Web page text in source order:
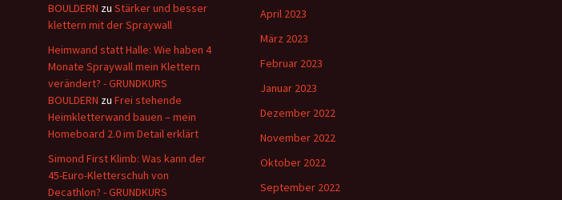
BOULDERN zu Stärker und besser
klettern mit der Spraywall
Heimwand statt Halle: Wie haben 4
Monate Spraywall mein Klettern
verändert? - GRUNDKURS
BOULDERN zu Frei stehende
Heimkletterwand bauen – mein
Homeboard 2.0 im Detail erklärt
Simond First Klimb: Was kann der
45-Euro-Kletterschuh von
Decathlon? - GRUNDKURS
April 2023
März 2023
Februar 2023
Januar 2023
Dezember 2022
November 2022
Oktober 2022
September 2022